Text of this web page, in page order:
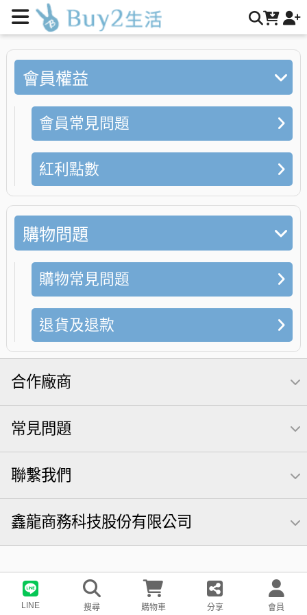
會員常見問題 | Buy2 生活購物網
會員權益
會員常見問題
紅利點數
購物問題
購物常見問題
退貨及退款
合作廠商
常見問題
聯繫我們
鑫龍商務科技股份有限公司
LINE 搜尋 購物車 分享 會員